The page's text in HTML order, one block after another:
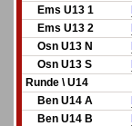
Ems U13 1
Ems U13 2
Osn U13 N
Osn U13 S
Runde \ U14
Ben U14 A
Ben U14 B